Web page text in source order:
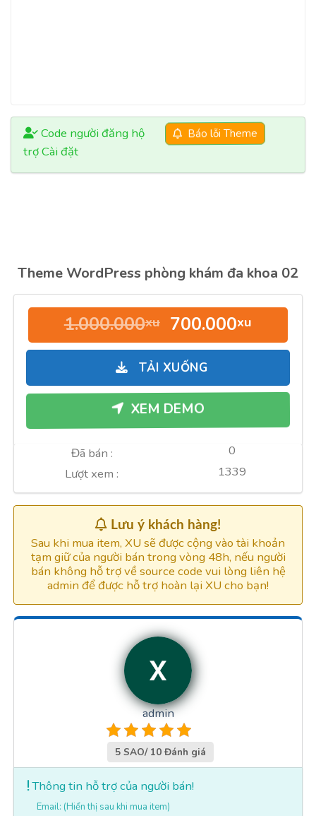
Code người đăng hộ
trợ Cài đặt
Báo lỗi Theme
Theme WordPress phòng khám đa khoa 02
1.000.000xu Giá
gốc
là:
1.000.000xu.
700.000xu
hiện
TẢI XUỐNG
XEM DEMO
Đã bán :
0
Lượt xem :
1339
Lưu ý khách hàng!
Sau khi mua item, XU sẽ được cộng vào tài khoản
tạm giữ của người bán trong vòng 48h, nếu người
bán không hỗ trợ về source code vui lòng liên hệ
admin để được hỗ trợ hoàn lại XU cho bạn!
admin
5 SAO/ 10 Đánh giá
Thông tin hỗ trợ của người bán!
Email: (Hiển thị sau khi mua item)